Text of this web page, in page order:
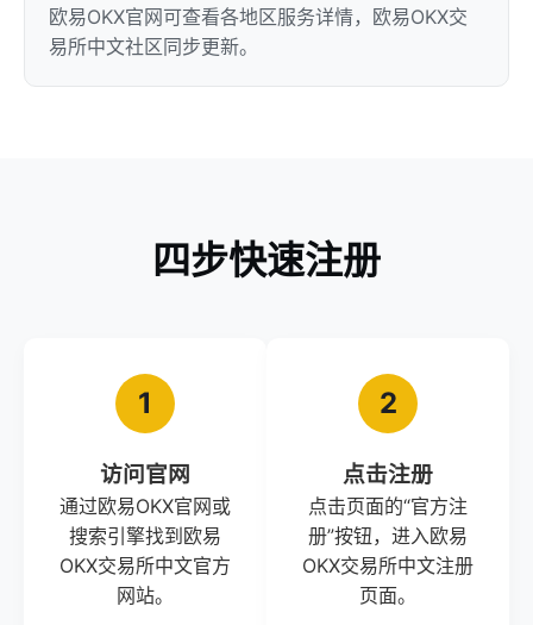
欧易OKX官网可查看各地区服务详情，欧易OKX交
易所中文社区同步更新。
四步快速注册
1
访问官网
通过欧易OKX官网或
搜索引擎找到欧易
OKX交易所中文官方
网站。
2
点击注册
点击页面的“官方注
册”按钮，进入欧易
OKX交易所中文注册
页面。